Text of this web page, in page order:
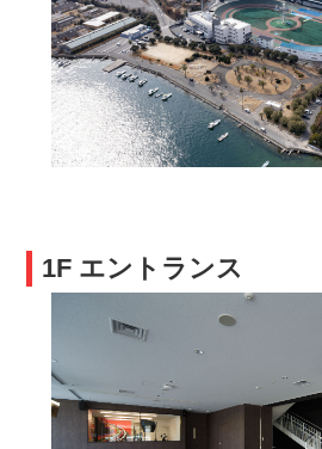
1F エントランス